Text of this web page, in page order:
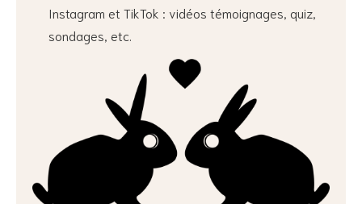
Instagram et TikTok : vidéos témoignages, quiz,
sondages, etc.